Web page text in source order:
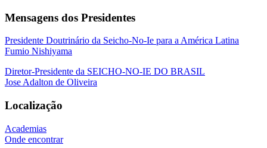
Mensagens dos Presidentes
Presidente Doutrinário da Seicho-No-Ie para a América Latina
Fumio Nishiyama
Diretor-Presidente da SEICHO-NO-IE DO BRASIL
Jose Adalton de Oliveira
Localização
Academias
Onde encontrar